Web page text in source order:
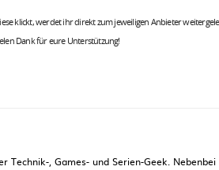
klickt, werdet ihr direkt zum jeweiligen Anbieter
Dank für eure Unterstützung!
Technik-, Games- und Serien-Geek.